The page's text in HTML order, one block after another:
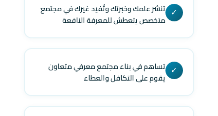
✓ تنشر علمك وخبرتك وتُفيد غيرك في مجتمع
متخصص يتعطش للمعرفة النافعة
✓ تساهم في بناء مجتمع معرفي متعاون
يقوم على التكافل والعطاء